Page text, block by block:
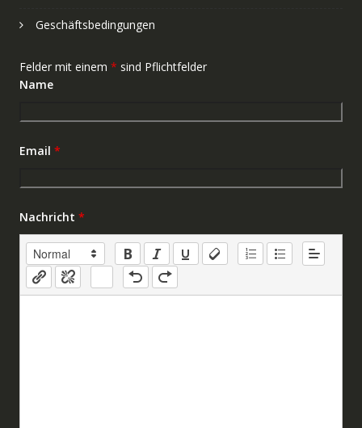
Geschäftsbedingungen
Felder mit einem * sind Pflichtfelder
Name
Email *
Nachricht *